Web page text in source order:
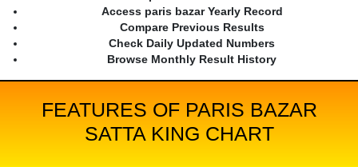
Access paris bazar Yearly Record
Compare Previous Results
Check Daily Updated Numbers
Browse Monthly Result History
FEATURES OF PARIS BAZAR
SATTA KING CHART